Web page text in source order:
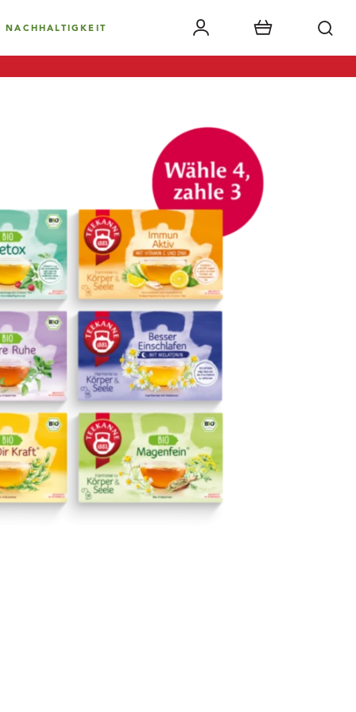
NACHHALTIGKEIT